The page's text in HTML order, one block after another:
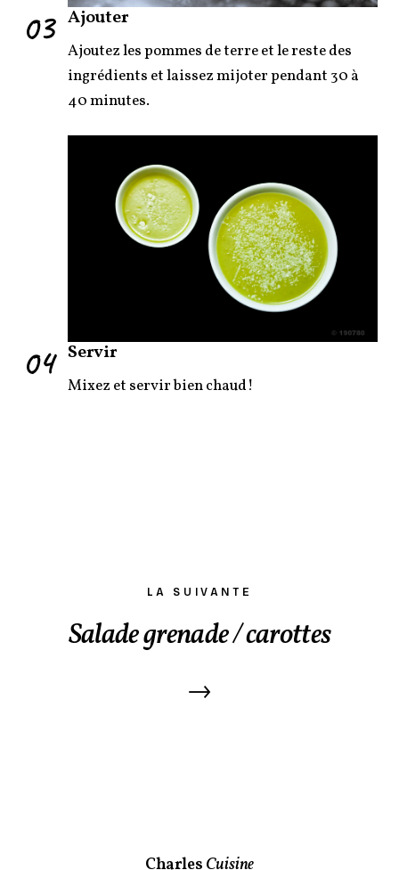
03 Ajouter
Ajoutez les pommes de terre et le reste des
ingrédients et laissez mijoter pendant 30 à
40 minutes.
04 Servir
Mixez et servir bien chaud!
LA SUIVANTE
Salade grenade / carottes
→
Charles Cuisine